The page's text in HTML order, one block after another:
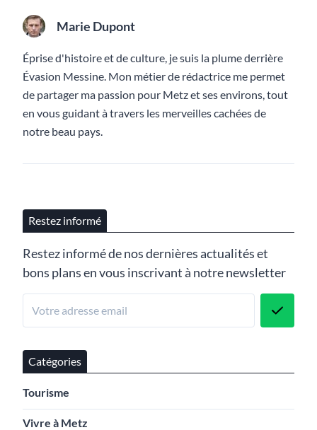
Marie Dupont
Éprise d'histoire et de culture, je suis la plume derrière
Évasion Messine. Mon métier de rédactrice me permet
de partager ma passion pour Metz et ses environs, tout
en vous guidant à travers les merveilles cachées de
notre beau pays.
Restez informé
Restez informé de nos dernières actualités et
bons plans en vous inscrivant à notre newsletter
Catégories
Tourisme
Vivre à Metz